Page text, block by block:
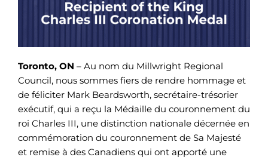
Toronto, ON – Au nom du Millwright Regional
Council, nous sommes fiers de rendre hommage et
de féliciter Mark Beardsworth, secrétaire-trésorier
exécutif, qui a reçu la Médaille du couronnement du
roi Charles III, une distinction nationale décernée en
commémoration du couronnement de Sa Majesté
et remise à des Canadiens qui ont apporté une